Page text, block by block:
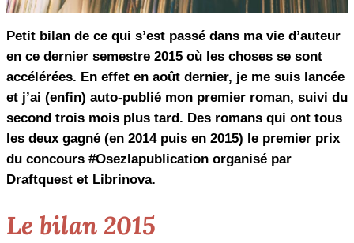
Petit bilan de ce qui s’est passé dans ma vie d’auteur
en ce dernier semestre 2015 où les choses se sont
accélérées. En effet en août dernier, je me suis lancée
et j’ai (enfin) auto-publié mon premier roman, suivi du
second trois mois plus tard. Des romans qui ont tous
les deux gagné (en 2014 puis en 2015) le premier prix
du concours #Osezlapublication organisé par
Draftquest et Librinova.
Le bilan 2015